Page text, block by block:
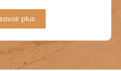
plus